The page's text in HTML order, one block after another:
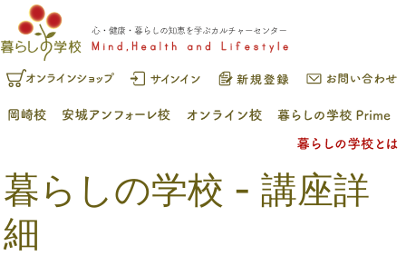
暮らしの学校 - 講座詳
細